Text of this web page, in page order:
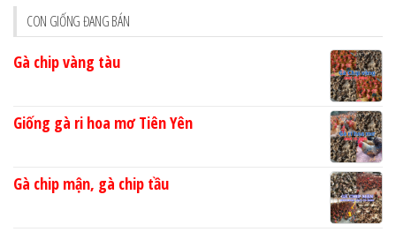
CON GIỐNG ĐANG BÁN
Gà chip vàng tàu
Giống gà ri hoa mơ Tiên Yên
Gà chip mận, gà chip tầu